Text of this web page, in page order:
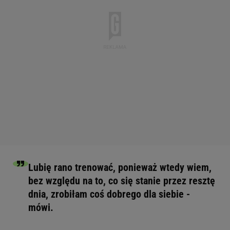
Lubię rano trenować, ponieważ wtedy wiem,
bez względu na to, co się stanie przez resztę
dnia, zrobiłam coś dobrego dla siebie -
mówi.